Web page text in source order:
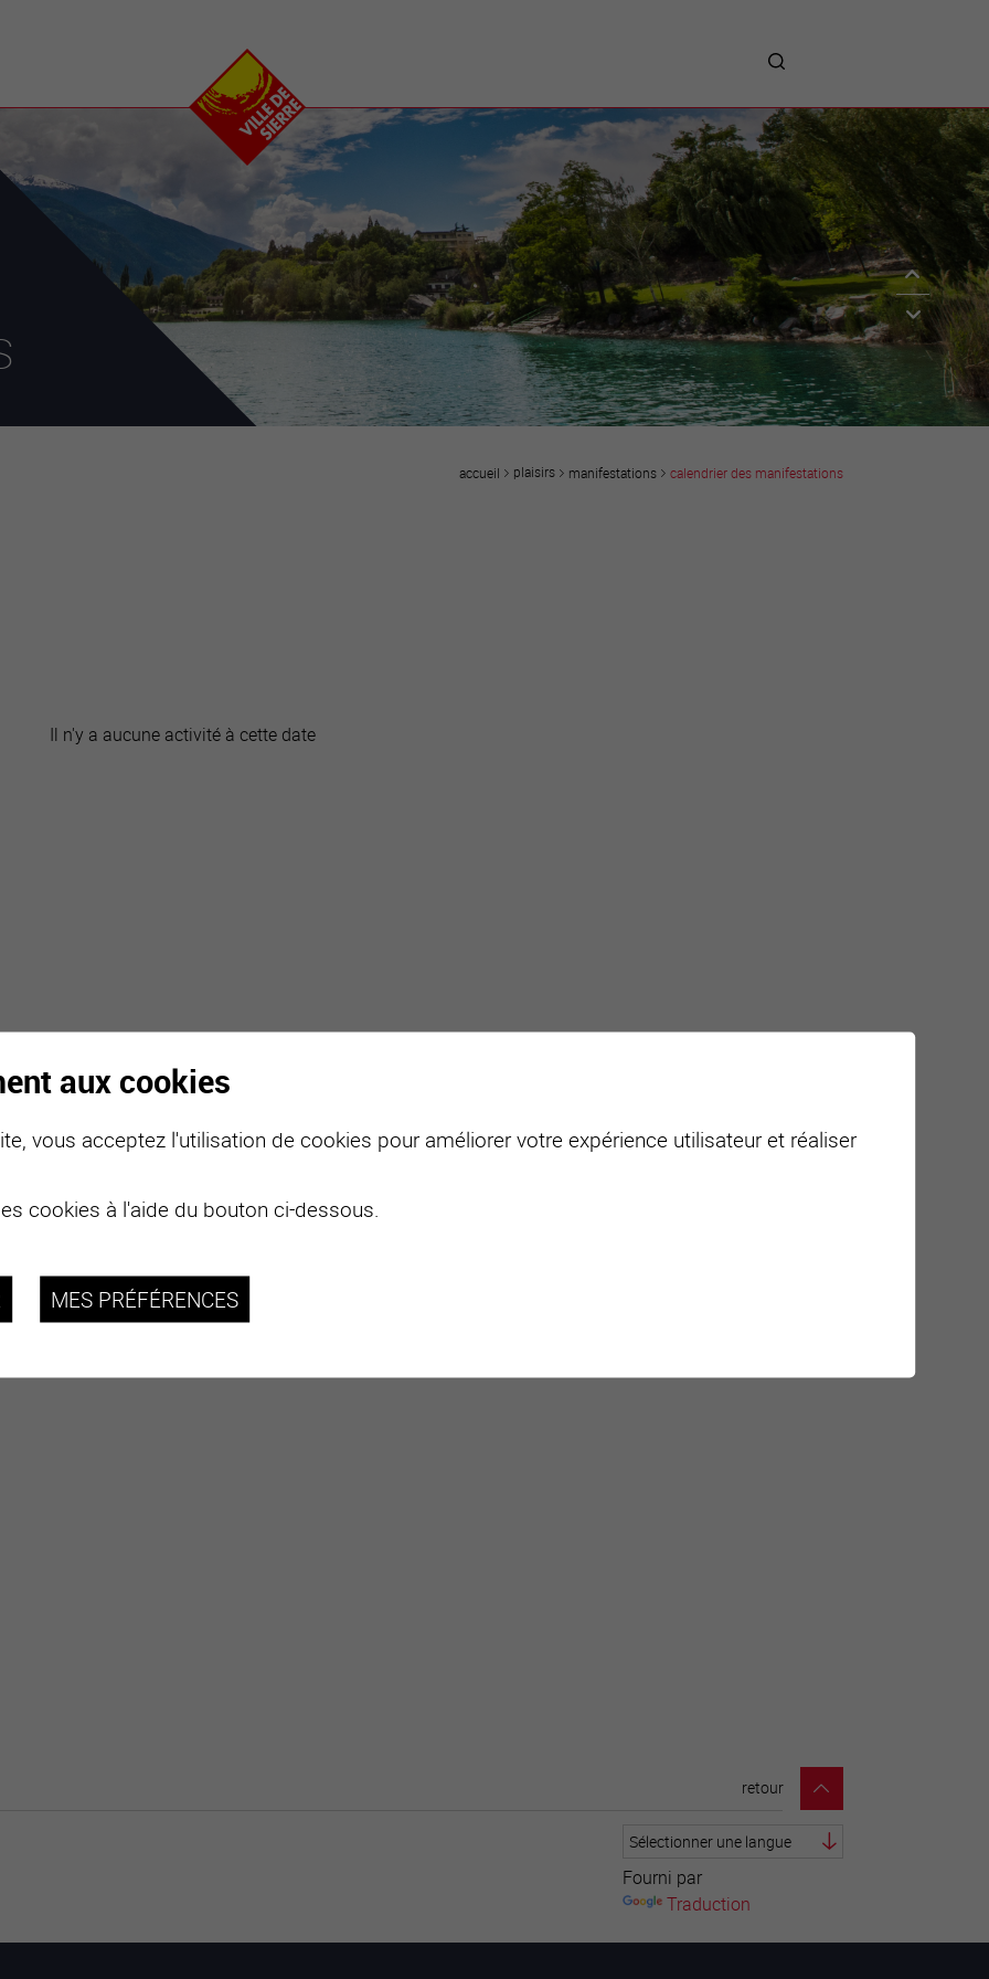
2028
Manifestations
Vins, gastronomie et
séjours
Clubs et associations
Nature
Projets
Chantiers en ville
centre-ville
Prestations
Avantages
Unternehmen :
Willkommen!
Companies : Welcome!
Imprese : benvenute!
accueil plaisirs manifestations calendrier des manifestations
Il n'y a aucune activité à cette date
Fourni par
Traduction
retour
aux cookies
vous acceptez l'utilisation de cookies pour améliorer votre expérience utilisateur et réaliser
cookies à l'aide du bouton ci-dessous.
MES PRÉFÉRENCES